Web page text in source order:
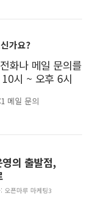
가요?
화나 메일 문의를
시 ~ 오후 6시
메일 문의
의 출발점,
오픈마루 마케팅3